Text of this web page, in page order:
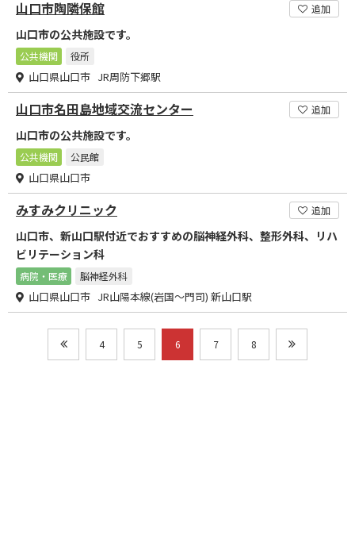
山口市陶隣保館 追加
山口市の公共施設です。
公共機関 役所
山口県山口市 JR周防下郷駅
山口市名田島地域交流センター 追加
山口市の公共施設です。
公共機関 公民館
山口県山口市
みすみクリニック 追加
山口市、新山口駅付近でおすすめの脳神経外科、整形外科、リハ
ビリテーション科
病院・医療 脳神経外科
山口県山口市 JR山陽本線(岩国～門司) 新山口駅
4 5 6 7 8